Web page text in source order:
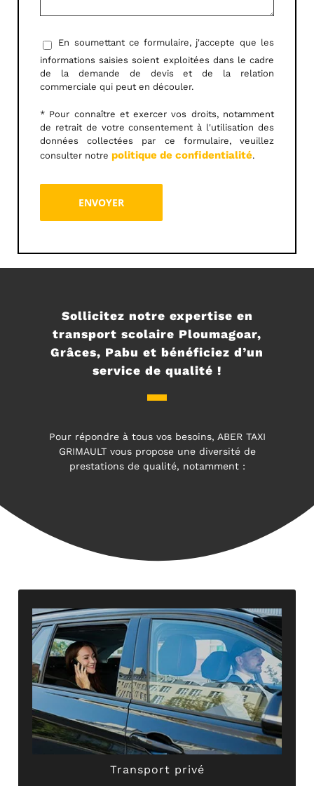
En soumettant ce formulaire, j'accepte que les
informations saisies soient exploitées dans le cadre
de la demande de devis et de la relation
commerciale qui peut en découler.
* Pour connaître et exercer vos droits, notamment
de retrait de votre consentement à l'utilisation des
données collectées par ce formulaire, veuillez
consulter notre politique de confidentialité.
Sollicitez notre expertise en
transport scolaire Ploumagoar,
Grâces, Pabu et bénéficiez d’un
service de qualité !
Pour répondre à tous vos besoins, ABER TAXI
GRIMAULT vous propose une diversité de
prestations de qualité, notamment :
Transport privé
Transport privé
Faites appel à ABER TAXI GRIMAULT pour tous vos
déplacements entaxi, vos sorties entre amis, vos
rendez-vous personnels… !Grâce à son expérience,
votrechauffeur privévous assure des trajets
stables et sécurisés, dans un confort absolu !